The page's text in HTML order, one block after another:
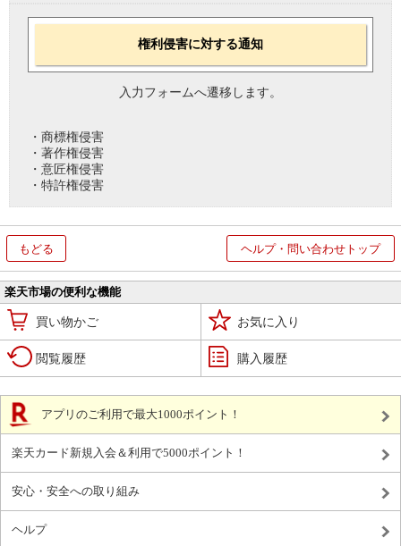
権利侵害に対する通知
入力フォームへ遷移します。
・商標権侵害
・著作権侵害
・意匠権侵害
・特許権侵害
もどる ヘルプ・問い合わせトップ
楽天市場の便利な機能
買い物かご お気に入り
閲覧履歴 購入履歴
アプリのご利用で最大1000ポイント！
楽天カード新規入会＆利用で5000ポイント！
安心・安全への取り組み
ヘルプ